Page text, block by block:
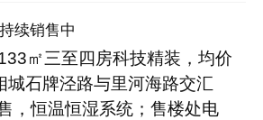
续销售中
㎡三至四房科技精装，均价
城石牌泾路与里河海路交汇
，恒温恒湿系统；售楼处电